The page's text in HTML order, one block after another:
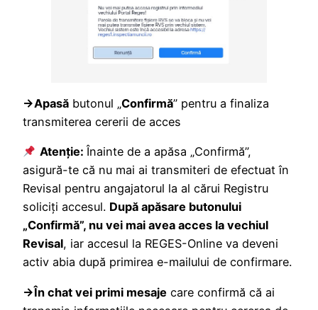
→Apasă butonul „Confirmă” pentru a finaliza
transmiterea cererii de acces
Atenție: Înainte de a apăsa „Confirmă”,
asigură-te că nu mai ai transmiteri de efectuat în
Revisal pentru angajatorul la al cărui Registru
soliciți accesul. După apăsare butonului
„Confirmă”, nu vei mai avea acces la vechiul
Revisal, iar accesul la REGES-Online va deveni
activ abia după primirea e-mailului de confirmare.
→În chat vei primi mesaje care confirmă că ai